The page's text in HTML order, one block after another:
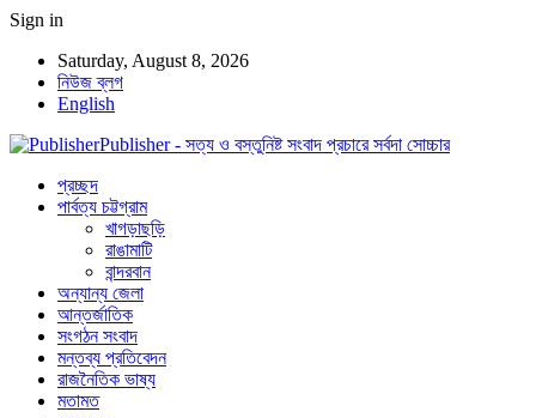
Sign in
Saturday, August 8, 2026
নিউজ ব্লগ
English
Publisher - সত্য ও বস্তুনিষ্ট সংবাদ প্রচারে সর্বদা সোচ্চার
প্রচ্ছদ
পার্বত্য চট্টগ্রাম
খাগড়াছড়ি
রাঙামাটি
বান্দরবান
অন্যান্য জেলা
আন্তর্জাতিক
সংগঠন সংবাদ
মন্তব্য প্রতিবেদন
রাজনৈতিক ভাষ্য
মতামত